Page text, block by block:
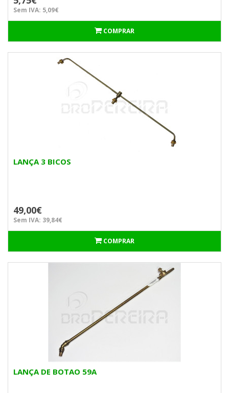
Sem IVA: 5,09€
COMPRAR
LANÇA 3 BICOS
49,00€
Sem IVA: 39,84€
COMPRAR
LANÇA DE BOTAO 59A